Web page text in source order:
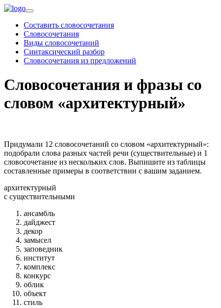
Составить словосочетания
Словосочетания
Виды словосочетаний
Синтаксический разбор
Словосочетания из предложений
Словосочетания и фразы со
словом «архитектурный»
Придумали 12 словосочетаний со словом «архитектурный»:
подобрали слова разных частей речи (существительные) и 1
словосочетание из нескольких слов. Выпишите из таблицы
составленные примеры в соответствии с вашим заданием.
архитектурный
c существительными
ансамбль
дайджест
декор
замысел
заповедник
институт
комплекс
конкурс
облик
объект
стиль